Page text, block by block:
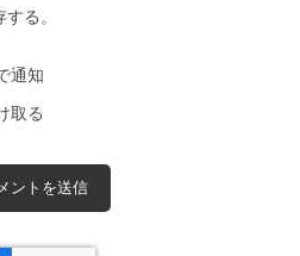
る。
通知
取る